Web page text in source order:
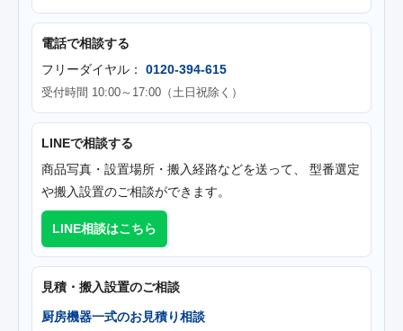
電話で相談する
フリーダイヤル： 0120-394-615
受付時間 10:00～17:00（土日祝除く）
LINEで相談する
商品写真・設置場所・搬入経路などを送って、 型番選定
や搬入設置のご相談ができます。
LINE相談はこちら
見積・搬入設置のご相談
厨房機器一式のお見積り相談